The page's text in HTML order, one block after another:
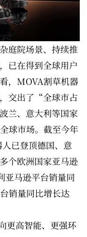
庭院场景、持续推
已在得到全球用户
，MOVA割草机器
交出了“全球市占
兰、意大利等国家
球市场。截至今年
已登顶德国、意
个欧洲国家亚马逊
亚马逊平台销量同
销量同比增长达
更高智能、更强环